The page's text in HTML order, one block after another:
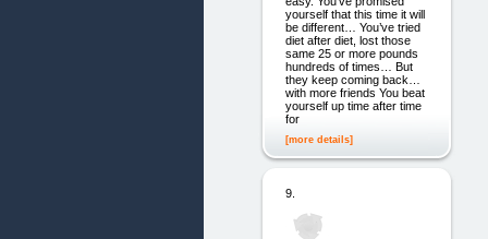
yourself that this time it will
be different… You’ve tried
diet after diet, lost those
same 25 or more pounds
hundreds of times… But
they keep coming back…
with more friends You beat
yourself up time after time
for
[more details]
9.